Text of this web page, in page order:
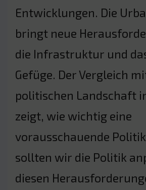
Entwicklungen. Die
bringt neue
die Infrastruktur und
Gefüge. Der Vergleich
politischen Landschaft
zeigt, wie wichtig eine
vorausschauende
sollten wir die Politik
diesen